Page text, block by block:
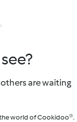
are waiting
world of Cookidoo®.